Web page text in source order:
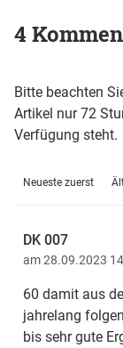
4
Bitte beachten
Artikel nur 72
Verfügung steht.
Neueste zuerst
DK 007
am 28.09.2023
60 damit aus
jahrelang
bis sehr gute